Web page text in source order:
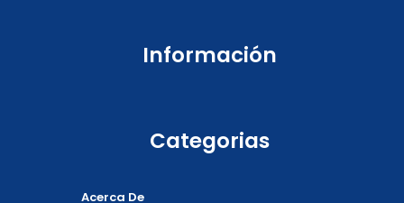
Información
Categorias
Acerca De